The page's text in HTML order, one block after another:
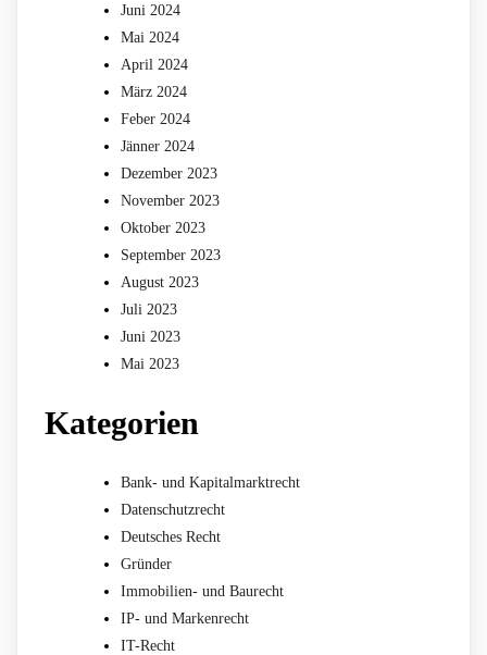
Juni 2024
Mai 2024
April 2024
März 2024
Feber 2024
Jänner 2024
Dezember 2023
November 2023
Oktober 2023
September 2023
August 2023
Juli 2023
Juni 2023
Mai 2023
Kategorien
Bank- und Kapitalmarktrecht
Datenschutzrecht
Deutsches Recht
Gründer
Immobilien- und Baurecht
IP- und Markenrecht
IT-Recht